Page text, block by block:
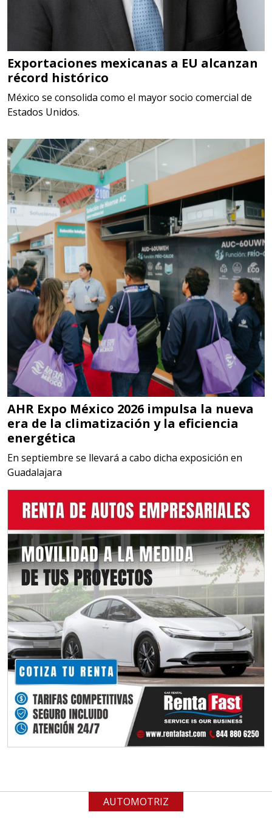
TORQUE CONTROLADO,
MECANICOS, ELECTRONICOS,
DIGITALES, MULTIPLICADORES,
PARA PUNTAS,
Aplicar al Requerimiento
Empresa en Estado de México
Requiere:
SCRAP
Especificaciones:
Somos Proveedores de GESTION
DE RESIDUOS Y DESTRUCCION
FISCAL
Aplicar al Requerimiento
Empresa en Jalisco
Requiere:
MATERIALES PARA SELLOS DE
SISTEMAS DE ESCAPE
Especificaciones:
Requisitos: Garantizar composición
química y origen adecuados
(especialmente para grafito) y
contar con sistemas de calidad y
gestión ambiental.
Aplicar al Requerimiento
Empresa en Jalisco
Requiere:
MATERIALES PARA SELLOS DE
BATERÍAS DE LITIO
Especificaciones:
Para vehículos eléctricos.
Requisitos: Garantizar composición
química y origen adecuados
(especialmente para grafito) y
contar con sistemas de calidad y
gestión ambiental.
Exportaciones mexicanas a EU alcanzan
récord histórico
México se consolida como el mayor socio comercial de
Estados Unidos.
AHR Expo México 2026 impulsa la nueva
era de la climatización y la eficiencia
energética
En septiembre se llevará a cabo dicha exposición en
Guadalajara
AUTOMOTRIZ